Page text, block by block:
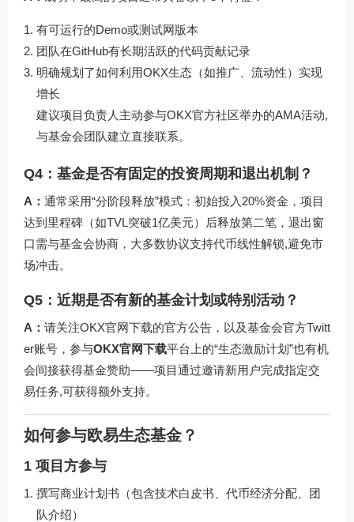
有可运行的Demo或测试网版本
团队在GitHub有长期活跃的代码贡献记录
明确规划了如何利用OKX生态（如推广、流动性）实现
增长
建议项目负责人主动参与OKX官方社区举办的AMA活动,
与基金会团队建立直接联系。
Q4：基金是否有固定的投资周期和退出机制？
A： 通常采用“分阶段释放”模式：初始投入20%资金，项目
达到里程碑（如TVL突破1亿美元）后释放第二笔，退出窗
口需与基金会协商，大多数协议支持代币线性解锁,避免市
场冲击。
Q5：近期是否有新的基金计划或特别活动？
A： 请关注OKX官网下载的官方公告，以及基金会官方Twitt
er账号，参与OKX官网下载平台上的“生态激励计划”也有机
会间接获得基金赞助——项目通过邀请新用户完成指定交
易任务,可获得额外支持。
如何参与欧易生态基金？
1 项目方参与
撰写商业计划书（包含技术白皮书、代币经济分配、团
队介绍）